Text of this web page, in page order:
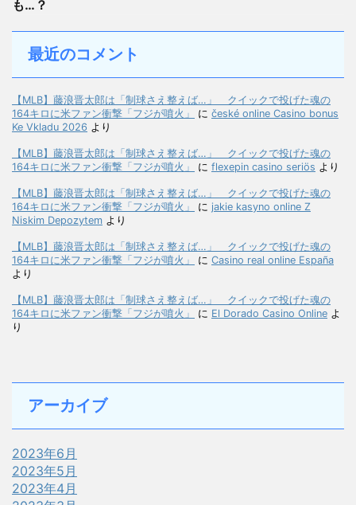
も…？
最近のコメント
【MLB】藤浪晋太郎は「制球さえ整えば…」 クイックで投げた魂の
164キロに米ファン衝撃「フジが噴火」
に české online Casino bonus
Ke Vkladu 2026 より
【MLB】藤浪晋太郎は「制球さえ整えば…」 クイックで投げた魂の
164キロに米ファン衝撃「フジが噴火」
に flexepin casino seriös より
【MLB】藤浪晋太郎は「制球さえ整えば…」 クイックで投げた魂の
164キロに米ファン衝撃「フジが噴火」
に jakie kasyno online Z
Niskim Depozytem より
【MLB】藤浪晋太郎は「制球さえ整えば…」 クイックで投げた魂の
164キロに米ファン衝撃「フジが噴火」
に Casino real online España
より
【MLB】藤浪晋太郎は「制球さえ整えば…」 クイックで投げた魂の
164キロに米ファン衝撃「フジが噴火」
に El Dorado Casino Online よ
り
アーカイブ
2023年6月
2023年5月
2023年4月